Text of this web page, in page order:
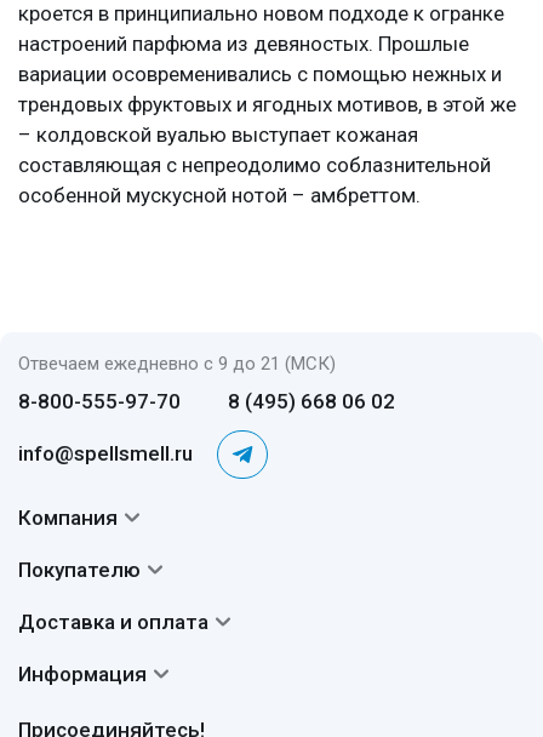
кроется в принципиально новом подходе к огранке
настроений парфюма из девяностых. Прошлые
вариации осовременивались с помощью нежных и
трендовых фруктовых и ягодных мотивов, в этой же
– колдовской вуалью выступает кожаная
составляющая с непреодолимо соблазнительной
особенной мускусной нотой – амбреттом.
Отвечаем ежедневно с 9 до 21 (МСК)
8-800-555-97-70 8 (495) 668 06 02
info@spellsmell.ru
Присоединяйтесь!
Компания
Авторы
Сертификаты
Покупателю
Вопросы и ответы
Отзывы
Доставка и оплата
Доставка
Информация